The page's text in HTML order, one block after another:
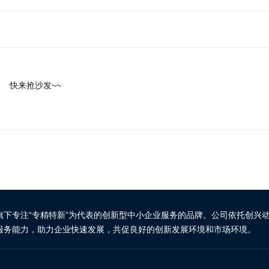
快来抢沙发~~
专注“专精特新”为代表的创新型中小企业服务的品牌。公司依托创
能力，助力企业快速发展，共促良好的创新发展环境和市场环境。